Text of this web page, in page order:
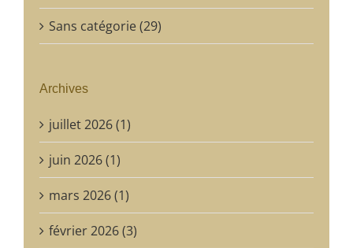
Sans catégorie (29)
Archives
juillet 2026 (1)
juin 2026 (1)
mars 2026 (1)
février 2026 (3)